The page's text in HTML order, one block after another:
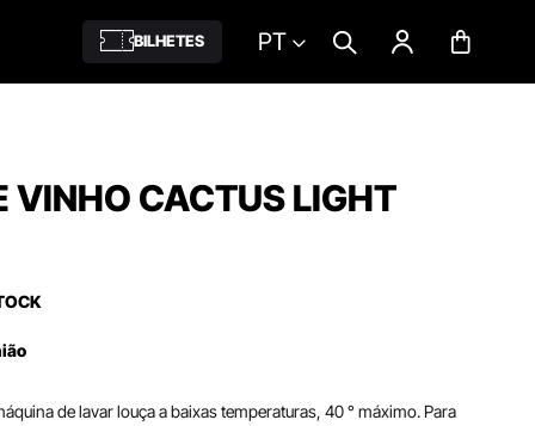
BILHETES PT
VINHO CACTUS LIGHT
de lavar louça a baixas temperaturas, 40 ° máximo. Para